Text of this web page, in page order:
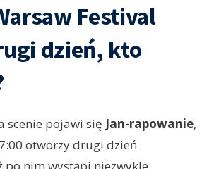
Festival
dzień, kto
scenie pojawi się Jan-rapowanie,
otworzy drugi dzień
po nim wystąpi niezwykle